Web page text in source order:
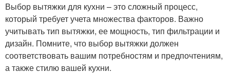
Выбор вытяжки для кухни – это сложный процесс,
который требует учета множества факторов. Важно
учитывать тип вытяжки, ее мощность, тип фильтрации и
дизайн. Помните, что выбор вытяжки должен
соответствовать вашим потребностям и предпочтениям,
а также стилю вашей кухни.